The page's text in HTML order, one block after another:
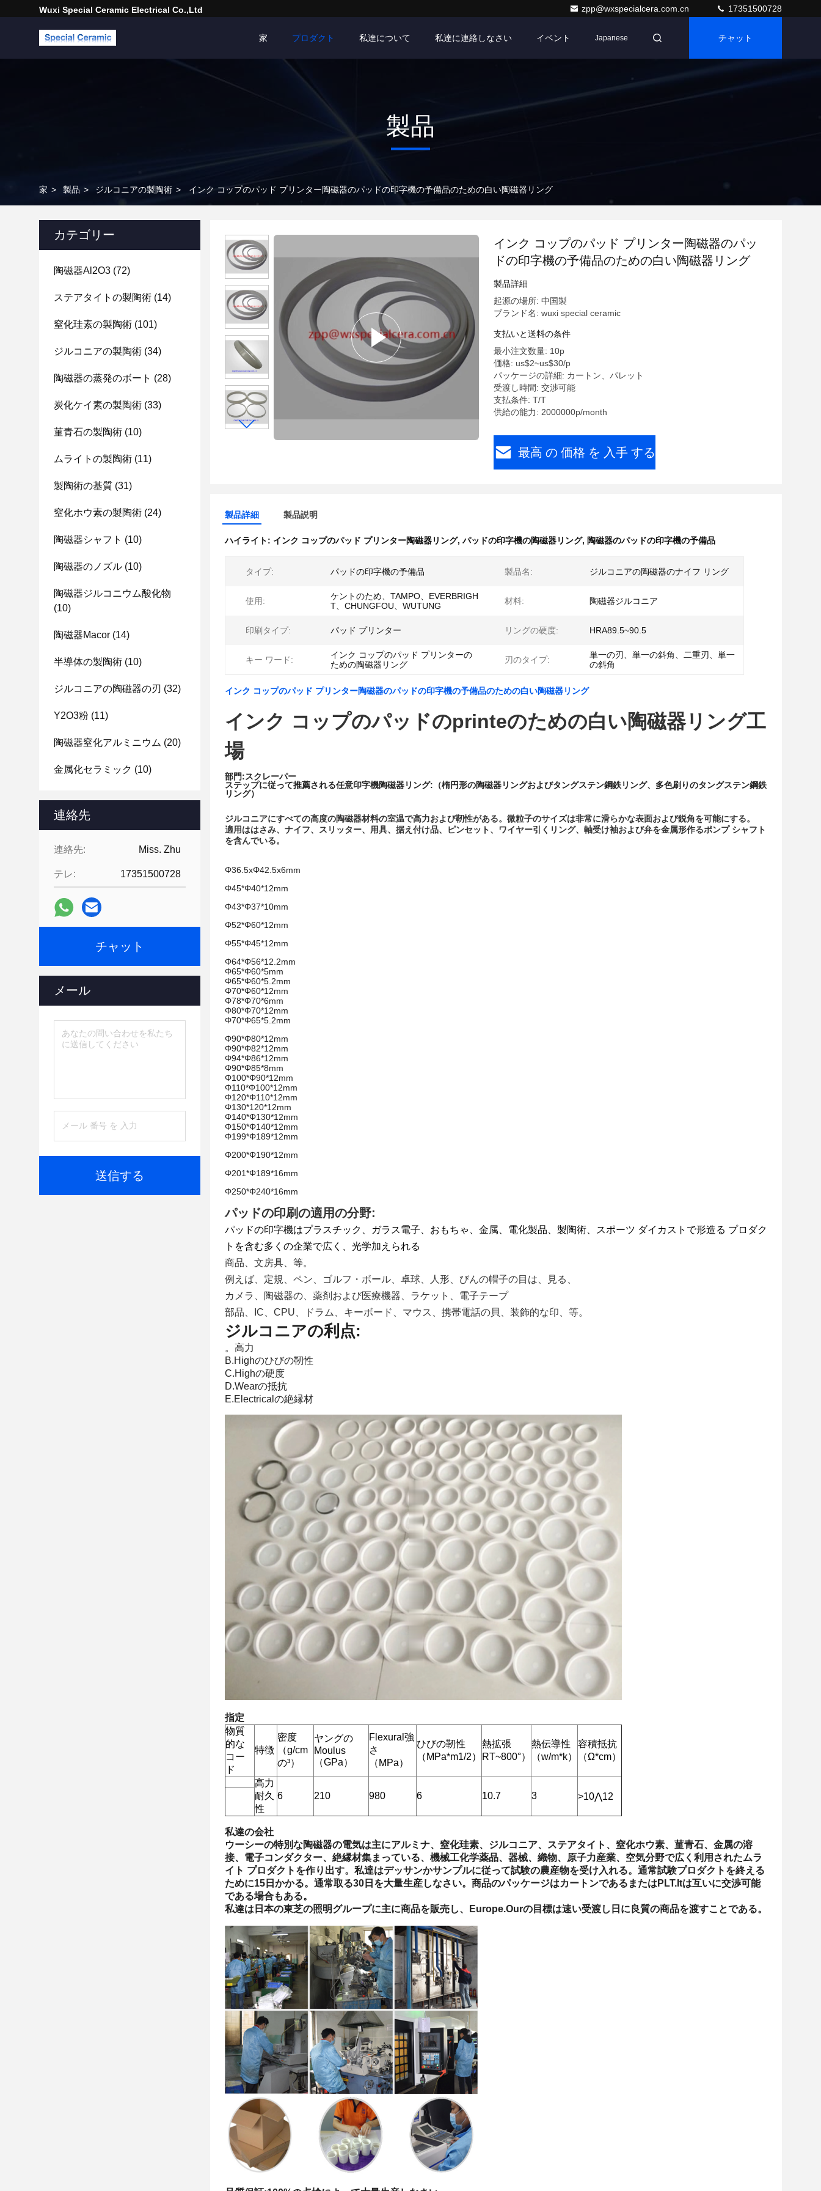
Wuxi Special Ceramic Electrical Co.,Ltd zpp@wxspecialcera.com.cn 17351500728
家 プロダクト 私達について 私達に連絡しなさい イベント Japanese チャット
製品
家 > 製品 > ジルコニアの製陶術 > インク コップのパッド プリンター陶磁器のパッドの印字機の予備品のための白い陶磁器リング
カテゴリー
陶磁器Al2O3 (72)
ステアタイトの製陶術 (14)
窒化珪素の製陶術 (101)
ジルコニアの製陶術 (34)
陶磁器の蒸発のボート (28)
炭化ケイ素の製陶術 (33)
菫青石の製陶術 (10)
ムライトの製陶術 (11)
製陶術の基質 (31)
窒化ホウ素の製陶術 (24)
陶磁器シャフト (10)
陶磁器のノズル (10)
陶磁器ジルコニウム酸化物
(10)
陶磁器Macor (14)
半導体の製陶術 (10)
ジルコニアの陶磁器の刃 (32)
Y2O3粉 (11)
陶磁器窒化アルミニウム (20)
金属化セラミック (10)
連絡先
連絡先: Miss. Zhu
テレ: 17351500728
チャット
メール
送信する
インク コップのパッド プリンター陶磁器のパッ
ドの印字機の予備品のための白い陶磁器リング
製品詳細
起源の場所: 中国製
ブランド名: wuxi special ceramic
支払いと送料の条件
最小注文数量: 10p
価格: us$2~us$30/p
パッケージの詳細: カートン、パレット
受渡し時間: 交渉可能
支払条件: T/T
供給の能力: 2000000p/month
最高 の 価格 を 入手 する
製品詳細 製品説明
ハイライト: インク コップのパッド プリンター陶磁器リング, パッドの印字機の陶磁器リング, 陶磁器のパッドの印字機の予備品
タイプ: パッドの印字機の予備品 製品名: ジルコニアの陶磁器のナイフ リング
使用:
ケントのため、TAMPO、EVERBRIGH
T、CHUNGFOU、WUTUNG
材料: 陶磁器ジルコニア
印刷タイプ: パッド プリンター リングの硬度: HRA89.5~90.5
キー ワード:
インク コップのパッド プリンターの
ための陶磁器リング
刃のタイプ:
単一の刃、単一の斜角、二重刃、単一
の斜角
インク コップのパッド プリンター陶磁器のパッドの印字機の予備品のための白い陶磁器リング
インク コップのパッドのprinteのための白い陶磁器リング工
場
部門:スクレーパー
ステップに従って推薦される任意印字機陶磁器リング:（楕円形の陶磁器リングおよびタングステン鋼鉄リング、多色刷りのタングステン鋼鉄
リング）
ジルコニアにすべての高度の陶磁器材料の室温で高力および靭性がある。微粒子のサイズは非常に滑らかな表面および鋭角を可能にする。
適用ははさみ、ナイフ、スリッター、用具、据え付け品、ピンセット、ワイヤー引くリング、軸受け袖および弁を金属形作るポンプ シャフト
を含んでいる。
Φ36.5xΦ42.5x6mm
Φ45*Φ40*12mm
Φ43*Φ37*10mm
Φ52*Φ60*12mm
Φ55*Φ45*12mm
Φ64*Φ56*12.2mm
Φ65*Φ60*5mm
Φ65*Φ60*5.2mm
Φ70*Φ60*12mm
Φ78*Φ70*6mm
Φ80*Φ70*12mm
Φ70*Φ65*5.2mm
Φ90*Φ80*12mm
Φ90*Φ82*12mm
Φ94*Φ86*12mm
Φ90*Φ85*8mm
Φ100*Φ90*12mm
Φ110*Φ100*12mm
Φ120*Φ110*12mm
Φ130*120*12mm
Φ140*Φ130*12mm
Φ150*Φ140*12mm
Φ199*Φ189*12mm
Φ200*Φ190*12mm
Φ201*Φ189*16mm
Φ250*Φ240*16mm
パッドの印刷の適用の分野:
パッドの印字機はプラスチック、ガラス電子、おもちゃ、金属、電化製品、製陶術、 スポーツ ダイカストで形造る プロダク
トを含む多くの企業で広く、光学加えられる
商品、文房具、等。
例えば、定規、ペン、ゴルフ・ボール、卓球、人形、びんの帽子の目は、見る、
カメラ、陶磁器の、薬剤および医療機器、ラケット、電子テープ
部品、IC、CPU、ドラム、 キーボード、マウス、携帯電話の貝、装飾的な印、等。
ジルコニアの利点:
。高力
B.Highのひびの靭性
C.Highの硬度
D.Wearの抵抗
E.Electricalの絶縁材
指定
物質
的な
コー
ド
特徴
密度
（g/cm
の³）
ヤングの
Moulus
（GPa）
Flexural強
さ
（MPa）
ひびの靭性
（MPa*m1/2）
熱拡張
RT~800°）
熱伝導性
（w/m*k）
容積抵抗
（Ω*cm）
高力
耐久
性
6 210 980 6 10.7 3 >10⋀12
私達の会社
ウーシーの特別な陶磁器の電気は主にアルミナ、窒化珪素、ジルコニア、ステアタイト、窒化ホウ素、菫青石、金属の溶
接、電子コンダクター、絶縁材集まっている、機械工化学薬品、器械、織物、原子力産業、空気分野で広く利用されたムラ
イト プロダクトを作り出す。私達はデッサンかサンプルに従って試験の農産物を受け入れる。通常試験プロダクトを終える
ために15日かかる。通常取る30日を大量生産しなさい。商品のパッケージはカートンであるまたはPLT.Itは互いに交渉可能
である場合もある。
私達は日本の東芝の照明グループに主に商品を販売し、Europe.Ourの目標は速い受渡し日に良質の商品を渡すことである。